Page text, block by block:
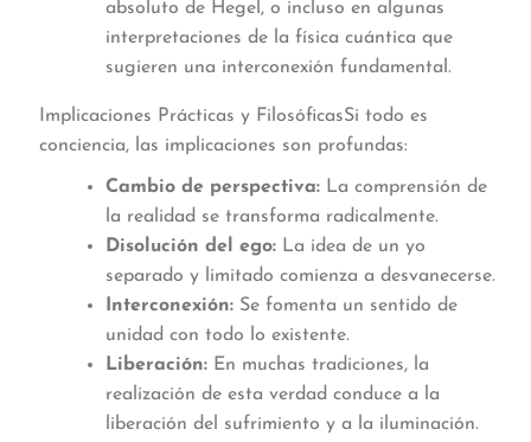
absoluto de Hegel, o incluso en algunas
interpretaciones de la física cuántica que
sugieren una interconexión fundamental.
Implicaciones Prácticas y FilosóficasSi todo es
conciencia, las implicaciones son profundas:
Cambio de perspectiva: La comprensión de
la realidad se transforma radicalmente.
Disolución del ego: La idea de un yo
separado y limitado comienza a desvanecerse.
Interconexión: Se fomenta un sentido de
unidad con todo lo existente.
Liberación: En muchas tradiciones, la
realización de esta verdad conduce a la
liberación del sufrimiento y a la iluminación.